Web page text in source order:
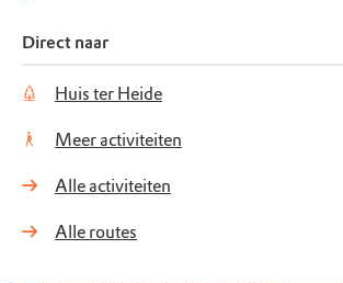
Direct naar
Huis ter Heide
Meer activiteiten
Alle activiteiten
Alle routes